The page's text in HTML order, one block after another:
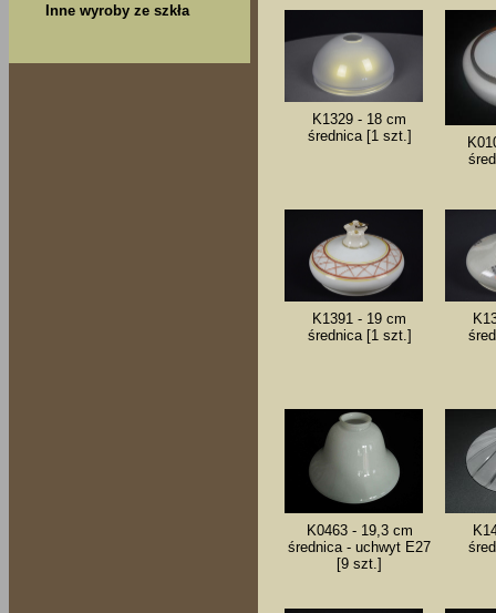
Inne wyroby ze szkła
K1329 - 18 cm
średnica [1 szt.]
K1391 - 19 cm
średnica [1 szt.]
K0463 - 19,3 cm
średnica - uchwyt E27
[9 szt.]